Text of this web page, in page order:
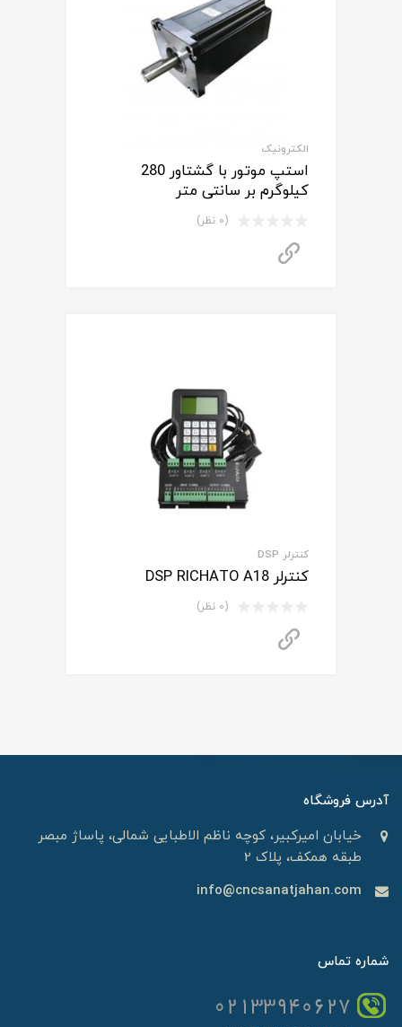
الکترونیک
استپ موتور با گشتاور 280
کیلوگرم بر سانتی متر
(0 نظر)
کنترلر DSP
کنترلر DSP RICHATO A18
(0 نظر)
آدرس فروشگاه
خیابان امیرکبیر، کوچه ناظم الاطبایی شمالی، پاساژ مبصر
طبقه همکف، پلاک 2
info@cncsanatjahan.com
شماره تماس